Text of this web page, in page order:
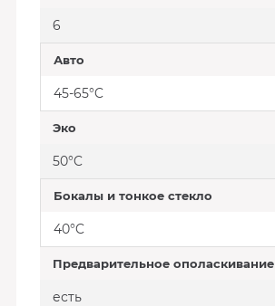
6
Авто
45-65°C
Эко
50°C
Бокалы и тонкое стекло
40°C
Предварительное ополаскивание
есть